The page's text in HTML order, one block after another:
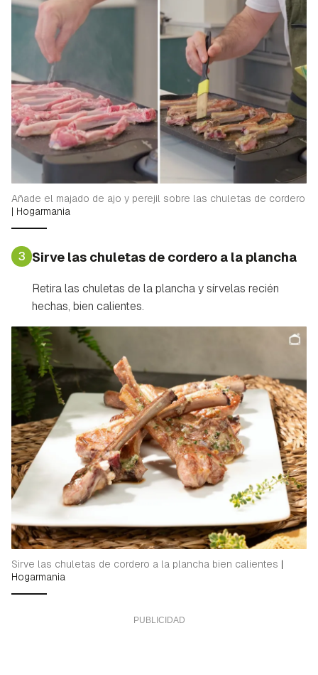
Añade el majado de ajo y perejil sobre las chuletas de cordero
| Hogarmania
3 Sirve las chuletas de cordero a la plancha
Retira las chuletas de la plancha y sírvelas recién
hechas, bien calientes.
Sirve las chuletas de cordero a la plancha bien calientes |
Hogarmania